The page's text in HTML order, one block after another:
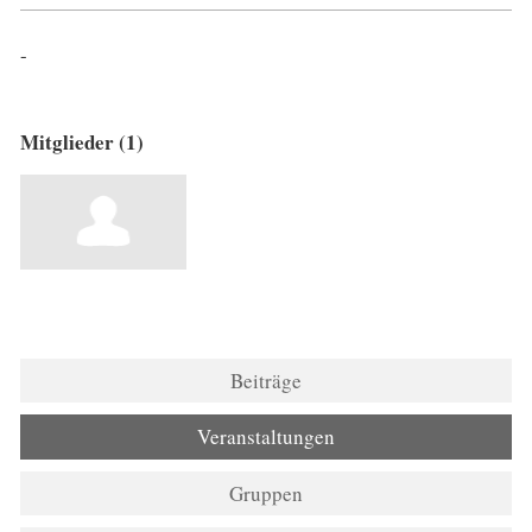
-
Mitglieder (1)
Beiträge
Veranstaltungen
Gruppen